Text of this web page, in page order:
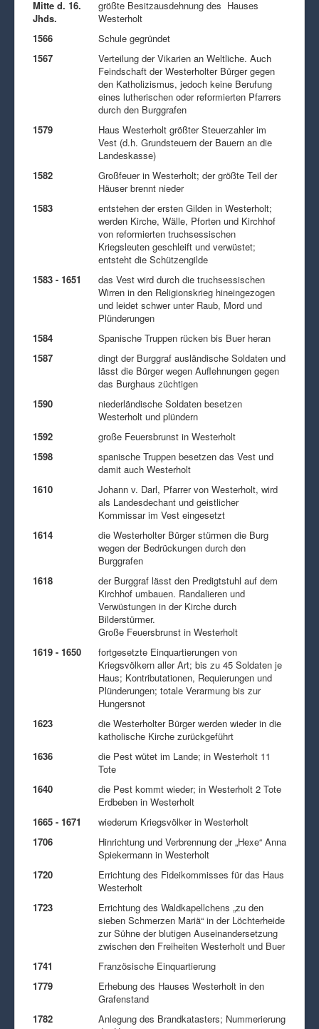
Mitte d. 16.
Jhds.
größte Besitzausdehnung des Hauses
Westerholt
1566
Schule gegründet
1567
Verteilung der Vikarien an Weltliche. Auch
Feindschaft der Westerholter Bürger gegen
den Katholizismus, jedoch keine Berufung
eines lutherischen oder reformierten Pfarrers
durch den Burggrafen
1579
Haus Westerholt größter Steuerzahler im
Vest (d.h. Grundsteuern der Bauern an die
Landeskasse)
1582
Großfeuer in Westerholt; der größte Teil der
Häuser brennt nieder
1583
entstehen der ersten Gilden in Westerholt;
werden Kirche, Wälle, Pforten und Kirchhof
von reformierten truchsessischen
Kriegsleuten geschleift und verwüstet;
entsteht die Schützengilde
1583 - 1651
das Vest wird durch die truchsessischen
Wirren in den Religionskrieg hineingezogen
und leidet schwer unter Raub, Mord und
Plünderungen
1584
Spanische Truppen rücken bis Buer heran
1587
dingt der Burggraf ausländische Soldaten und
lässt die Bürger wegen Auflehnungen gegen
das Burghaus züchtigen
1590
niederländische Soldaten besetzen
Westerholt und plündern
1592
große Feuersbrunst in Westerholt
1598
spanische Truppen besetzen das Vest und
damit auch Westerholt
1610
Johann v. Darl, Pfarrer von Westerholt, wird
als Landesdechant und geistlicher
Kommissar im Vest eingesetzt
1614
die Westerholter Bürger stürmen die Burg
wegen der Bedrückungen durch den
Burggrafen
1618
der Burggraf lässt den Predigtstuhl auf dem
Kirchhof umbauen. Randalieren und
Verwüstungen in der Kirche durch
Bilderstürmer.
Große Feuersbrunst in Westerholt
1619 - 1650
fortgesetzte Einquartierungen von
Kriegsvölkern aller Art; bis zu 45 Soldaten je
Haus; Kontributationen, Requierungen und
Plünderungen; totale Verarmung bis zur
Hungersnot
1623
die Westerholter Bürger werden wieder in die
katholische Kirche zurückgeführt
1636
die Pest wütet im Lande; in Westerholt 11
Tote
1640
die Pest kommt wieder; in Westerholt 2 Tote
Erdbeben in Westerholt
1665 - 1671
wiederum Kriegsvölker in Westerholt
1706
Hinrichtung und Verbrennung der „Hexe“ Anna
Spiekermann in Westerholt
1720
Errichtung des Fideikommisses für das Haus
Westerholt
1723
Errichtung des Waldkapellchens „zu den
sieben Schmerzen Mariä“ in der Löchterheide
zur Sühne der blutigen Auseinandersetzung
zwischen den Freiheiten Westerholt und Buer
1741
Französische Einquartierung
1779
Erhebung des Hauses Westerholt in den
Grafenstand
1782
Anlegung des Brandkatasters; Nummerierung